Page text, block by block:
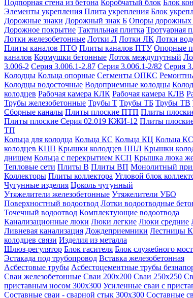
Подпорная стена из бетона Коробчатый блок Блок
Элементы укрепления Плита укрепления Блок
Дорожные знаки Дорожный знак Б Опоры дорожных
Дорожное покрытие Тактильная плитка Тротуарная
Лотки железобетонные Лотки Л Лотки ЛК Лотки
Плиты каналов ПТО Плиты каналов ПТУ Опорные
каналов Кормушки бетонные Лоток междупутный
3.006-2 Серия 3.006.1-2.87 Серия 3.006.1-2/82 Серия
Колодцы Кольца опорные Сегменты ОПКС
Колодцы водосточные Водоприемные колодцы
колодцев Рабочая камера КЛК Рабочая камера КЛВ
Трубы железобетонные Трубы Т Трубы ТБ Трубы ТВ
Сборные каналы Плиты плоские ПТП Плиты
Плиты плоские Серия 02.019 КЖИ-12 Плиты
ТП
Кольца для колодца Кольца КС Кольца КЦ Кольца
колодцев КЦП Крышки колодцев ППЛ Крышки
днищем Кольца с перекрытием КСП Крышка люка
Тепловые сети Плиты В Плиты ВП Монолитный
Коллекторы Плиты коллектора Угловой блок
Чугунные изделия Цоколь чугунный
Утяжелители железобетонные Утяжелители УБО
Поверхностный водоотвод Лотки водоотводные
Точечный водоотвод Комплектующие водоотвода
Канализационные люки Люки легкие Люки средние
Ливневая канализация Дождеприемники Лестницы
колодцев связи Изделия из металла
Шлюз-регулятор Блок гасителя Блок служебного
Эстакада под трубопровод Вставка железобетонная
Асбестовые трубы Асбестоцементные трубы
Сваи железобетонные Сваи 200х200 Сваи 250х250
приставным носом 300х300 Усиленные сваи с
Составные сваи - сварной стык 300х300 Составные